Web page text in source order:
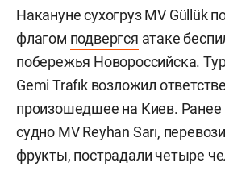
Накануне сухогруз MV Güllük
флагом подвергся атаке
побережья Новороссийска.
Gemi Trafık возложил
произошедшее на Киев. Ранее
судно MV Reyhan Sarı,
фрукты, пострадали четыре